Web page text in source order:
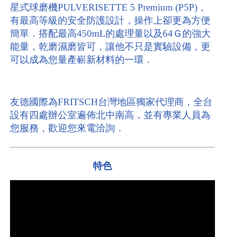
星式球磨機PULVERISETTE 5 Premium (P5P)，
有最高等級的安全防護設計，操作上卻更為方便
簡單．搭配最高450mL的處理量以及64Ｇ的強大
能量，乾磨濕磨皆可，讓他不只是實驗設備，更
可以成為您量產嶄新材料的一環．
友德國際為FRITSCH台灣地區獨家代理商，全台
設有四處辦公室遍佈北中南高，並有專業人員為
您服務，歡迎您來電洽詢．
特色